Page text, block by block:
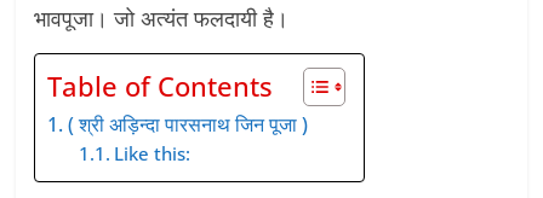
भावपूजा। जो अत्यंत फलदायी है।
Table of Contents
( श्री अड़िन्दा पारसनाथ जिन पूजा )
Like this: